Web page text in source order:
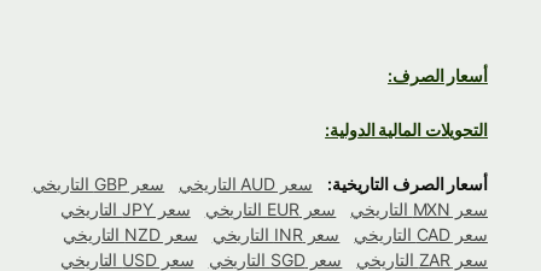
أسعار الصرف:
التحويلات المالية الدولية:
أسعار الصرف التاريخية: سعر AUD التاريخي
سعر GBP التاريخي
سعر MXN التاريخي
سعر EUR التاريخي
سعر JPY التاريخي
سعر CAD التاريخي
سعر INR التاريخي
سعر NZD التاريخي
سعر ZAR التاريخي
سعر SGD التاريخي
سعر USD التاريخي